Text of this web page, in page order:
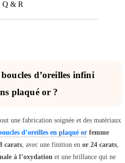
Q & R
d’oreilles infini
plaqué or ?
une fabrication soignée et des matériaux
d’oreilles en plaqué or femme
carats , avec une finition en or 24 carats
à l’oxydation et une brillance qui ne